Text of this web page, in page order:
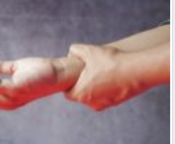
kā to novērst, atpazīt un veiksmīgi